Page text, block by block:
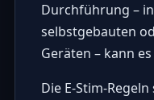
Durchführung –
selbstgebauten
Geräten – kann
Die E-Stim-